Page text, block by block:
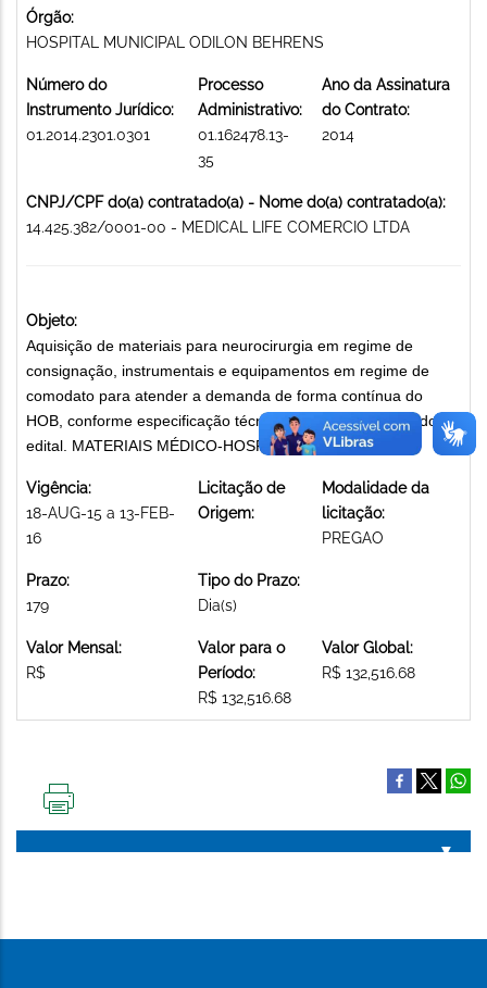
Órgão:
HOSPITAL MUNICIPAL ODILON BEHRENS
Número do
Instrumento Jurídico:
01.2014.2301.0301
Processo
Administrativo:
01.162478.13-
35
Ano da Assinatura
do Contrato:
2014
CNPJ/CPF do(a) contratado(a) - Nome do(a) contratado(a):
14.425.382/0001-00 - MEDICAL LIFE COMERCIO LTDA
Objeto:
Aquisição de materiais para neurocirurgia em regime de
consignação, instrumentais e equipamentos em regime de
comodato para atender a demanda de forma contínua do
HOB, conforme especificação técnica contida no Anexo I do
edital. MATERIAIS MÉDICO-HOSPITALARES
Vigência:
18-AUG-15 a 13-FEB-
16
Licitação de
Origem:
Modalidade da
licitação:
PREGAO
Prazo:
179
Tipo do Prazo:
Dia(s)
Valor Mensal:
R$
Valor para o
Período:
R$ 132,516.68
Valor Global:
R$ 132,516.68
PÁGINA